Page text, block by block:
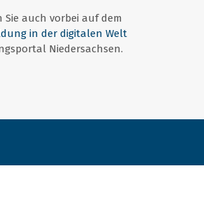
Sie auch vorbei auf dem
in der digitalen Welt
Niedersachsen.